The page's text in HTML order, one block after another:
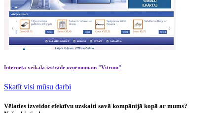
Interneta veikala izstrāde uzņēmumam "Vitrum"
Skatīt visi mūsu darbi
Vēlaties izveidot efektīvu uzskaiti savā kompānijā kopā ar mums?